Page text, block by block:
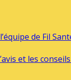
de Fil
et les